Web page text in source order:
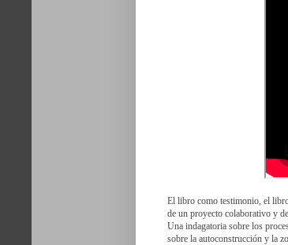
El libro como testimonio, el
de un proyecto colaborativo y
Una indagatoria sobre los
sobre la autoconstrucción y la